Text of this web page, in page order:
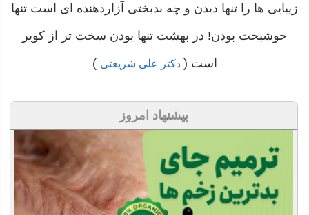
زیبایی ها را تنها دیدن و چه بدبختی آزاردهنده ای است تنها
خوشبخت بودن! در بهشت تنها بودن سخت تر از کویر
است ( دکتر علی شریعتی )
پیشنهاد امروز